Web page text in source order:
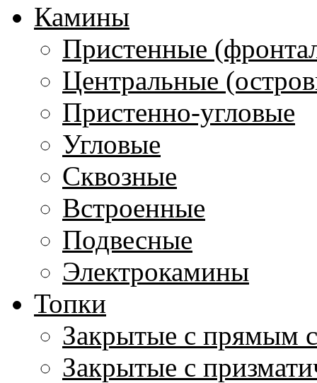
Камины
Пристенные
Центральные
Пристенно-угловые
Угловые
Сквозные
Встроенные
Подвесные
Электрокамины
Топки
Закрытые с прямым
Закрытые с